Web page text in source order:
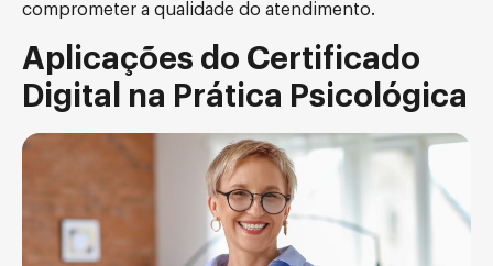
comprometer a qualidade do atendimento.
Aplicações do Certificado
Digital na Prática Psicológica